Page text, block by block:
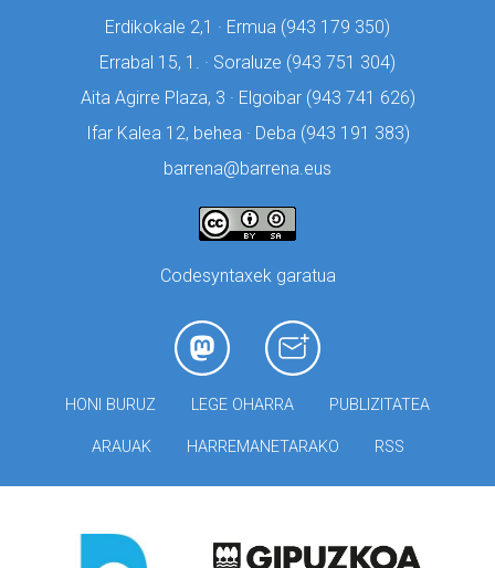
Erdikokale 2,1 · Ermua (943 179 350)
Errabal 15, 1. · Soraluze (943 751 304)
Aita Agirre Plaza, 3 · Elgoibar (943 741 626)
Ifar Kalea 12, behea · Deba (943 191 383)
barrena@barrena.eus
Codesyntaxek garatua
HONI BURUZ LEGE OHARRA PUBLIZITATEA
ARAUAK HARREMANETARAKO RSS